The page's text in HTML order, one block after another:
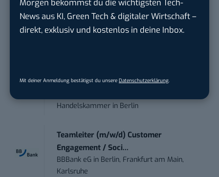
Morgen bekommst du die wichtigsten Tech-
News aus KI, Green Tech & digitaler Wirtschaft –
direkt, exklusiv und kostenlos in deine Inbox.
Mit deiner Anmeldung bestätigst du unsere Datenschutzerklärung.
Senior ASIC Digital Lead – ATPG & M...
Kommunikation mit d...
Handelskammer in Berlin
Teamleiter (m/w/d) Customer
Engagement / Soci...
BBBank eG in Berlin, Frankfurt am Main,
Karlsruhe